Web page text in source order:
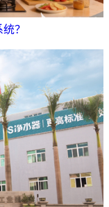
？